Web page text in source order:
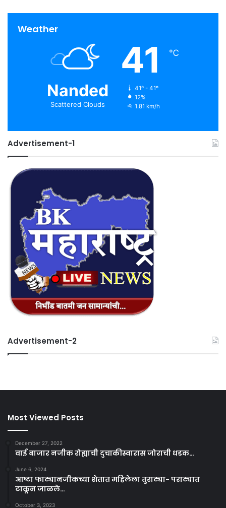
Weather
Nanded
Scattered Clouds
41 ℃
41º - 41º
12%
1.81 km/h
Advertisement-1
Advertisement-2
Most Viewed Posts
December 27, 2022
वाई बाजार नजीक रोह्याची दुचाकीस्वारास जोराची धडक…
June 6, 2024
आष्टा फाट्यानजीकच्या शेतात महिलेला तुराट्या- पराट्यात
टाकून जाळले…
October 3, 2023